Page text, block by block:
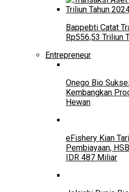
Bappebti Catat
Rp556,53 Triliun
Entrepreneur
Onego Bio
Kembangkan
Hewan
eFishery Kian
Pembiayaan,
IDR 487 Miliar